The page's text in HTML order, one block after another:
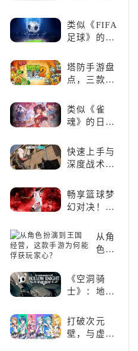
入手那个看
荐：体验沉
浸式解谜，
拾取遗失的
类似《FIFA
足球》的足
荐！快来赢
得世界冠军
塔防手游盘
点，三款不
防佳作
类似《雀
魂》的日系
好看的ACG
看板娘们等
快速上手与
深度战术兼
六号M》是
否值得入
手？
畅享篮球梦
幻对决！
2K24梦幻球
队》类似游
从角
色扮
王国
经
手游
为何
《空洞骑
士》：地下
探索与极致
冒险
打破次元
壁，与虚拟